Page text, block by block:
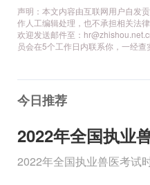
声明：本文内容由互联网用户自发
作人工编辑处理，也不承担相关法
欢迎发送邮件至：
员会在5个工作日内联系你，一经查
今日推荐
2022年全国执业
2022年全国执业兽医考试